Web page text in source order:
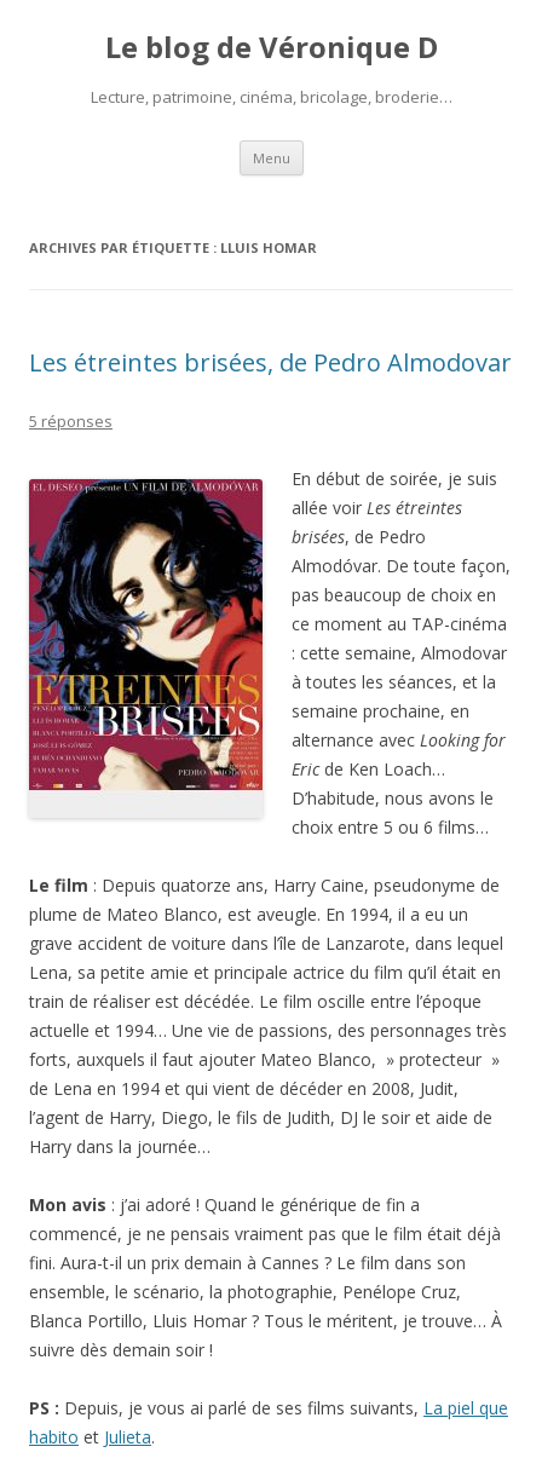
Le blog de Véronique D
Lecture, patrimoine, cinéma, bricolage, broderie…
Menu Aller
contenu
ARCHIVES PAR ÉTIQUETTE : LLUIS HOMAR
Les étreintes brisées, de Pedro Almodovar
5 réponses
En début de soirée, je suis
allée voir Les étreintes
brisées, de Pedro
Almodóvar. De toute façon,
pas beaucoup de choix en
ce moment au TAP-cinéma
: cette semaine, Almodovar
à toutes les séances, et la
semaine prochaine, en
alternance avec Looking for
Ericde Ken Loach…
D’habitude, nous avons le
choix entre 5 ou 6 films…
Le film : Depuis quatorze ans, Harry Caine, pseudonyme de
plume de Mateo Blanco, est aveugle. En 1994, il a eu un
grave accident de voiture dans l’île de Lanzarote, dans lequel
Lena, sa petite amie et principale actrice du film qu’il était en
train de réaliser est décédée. Le film oscille entre l’époque
actuelle et 1994… Une vie de passions, des personnages très
forts, auxquels il faut ajouter Mateo Blanco, » protecteur »
de Lena en 1994 et qui vient de décéder en 2008, Judit,
l’agent de Harry, Diego, le fils de Judith, DJ le soir et aide de
Harry dans la journée…
Mon avis : j’ai adoré ! Quand le générique de fin a
commencé, je ne pensais vraiment pas que le film était déjà
fini. Aura-t-il un prix demain à Cannes ? Le film dans son
ensemble, le scénario, la photographie, Penélope Cruz,
Blanca Portillo, Lluis Homar ? Tous le méritent, je trouve… À
suivre dès demain soir !
PS : Depuis, je vous ai parlé de ses films suivants, La piel que
habito et Julieta.